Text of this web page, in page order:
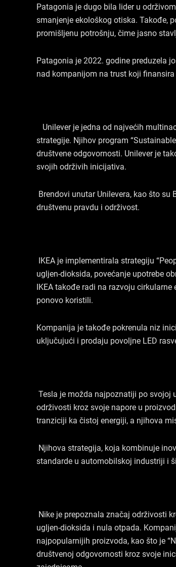
Patagonia je dugo bila lider u
smanjenje ekološkog otiska. Takođe,
promišljenu potrošnju, čime jasno
Patagonia je 2022. godine preduzela
nad kompanijom na trust koji
Unilever je jedna od najvećih
strategije. Njihov program
društvene odgovornosti. Unilever je
svojih održivih inicijativa.
Brendovi unutar Unilevera, kao što su
društvenu pravdu i održivost.
IKEA je implementirala strategiju
ugljen-dioksida, povećanje upotrebe
IKEA takođe radi na razvoju
ponovo koristili.
Kompanija je takođe pokrenula niz
uključujući i prodaju povoljne LED
Tesla je možda najpoznatiji po svojoj
održivosti kroz svoje napore u
tranziciji ka čistoj energiji, a njihova
Njihova strategija, koja kombinuje
standarde u automobilskoj industriji i
Nike je prepoznala značaj održivosti
ugljen-dioksida i nula otpada.
najpopularnijih proizvoda, kao što je
društvenoj odgovornosti kroz svoje